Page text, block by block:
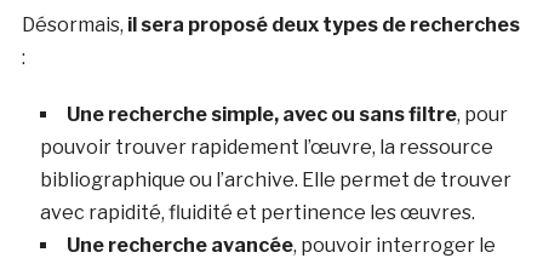
Désormais, il sera proposé deux types de recherches
:
Une recherche simple, avec ou sans filtre, pour
pouvoir trouver rapidement l’œuvre, la ressource
bibliographique ou l’archive. Elle permet de trouver
avec rapidité, fluidité et pertinence les œuvres.
Une recherche avancée, pouvoir interroger le